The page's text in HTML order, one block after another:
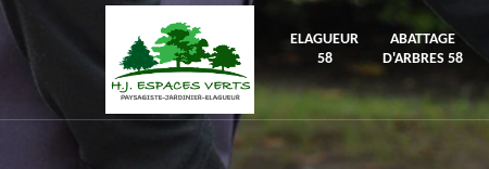
ELAGUEUR
58
ABATTAGE
D'ARBRES 58